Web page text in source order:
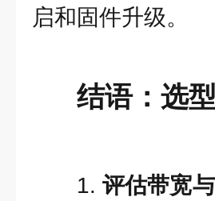
启和固件升级。
结语：选
1.评估带宽